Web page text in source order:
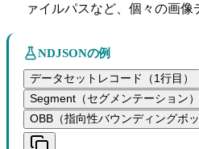
ァイルパスなど、個々の画像
NDJSONの例
データセットレコード（1行目）
Segment（セグメンテーション）
OBB（指向性バウンディングボッ